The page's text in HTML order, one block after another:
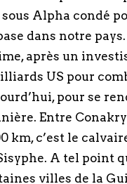
Alpha condé
dans notre
après un
US pour
pour se
Entre
km, c’est le
A tel point
villes de la